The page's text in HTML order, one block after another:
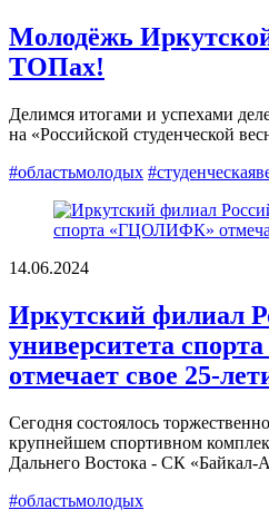
Молодёжь
ТОПах!
Делимся итогами и успехами
на «Российской студенческой
#областьмолодых
14.06.2024
Иркутский филиал
университета
отмечает свое 25-
Сегодня состоялось
крупнейшем спортивном
Дальнего Востока - СК «Байкал-
#областьмолодых